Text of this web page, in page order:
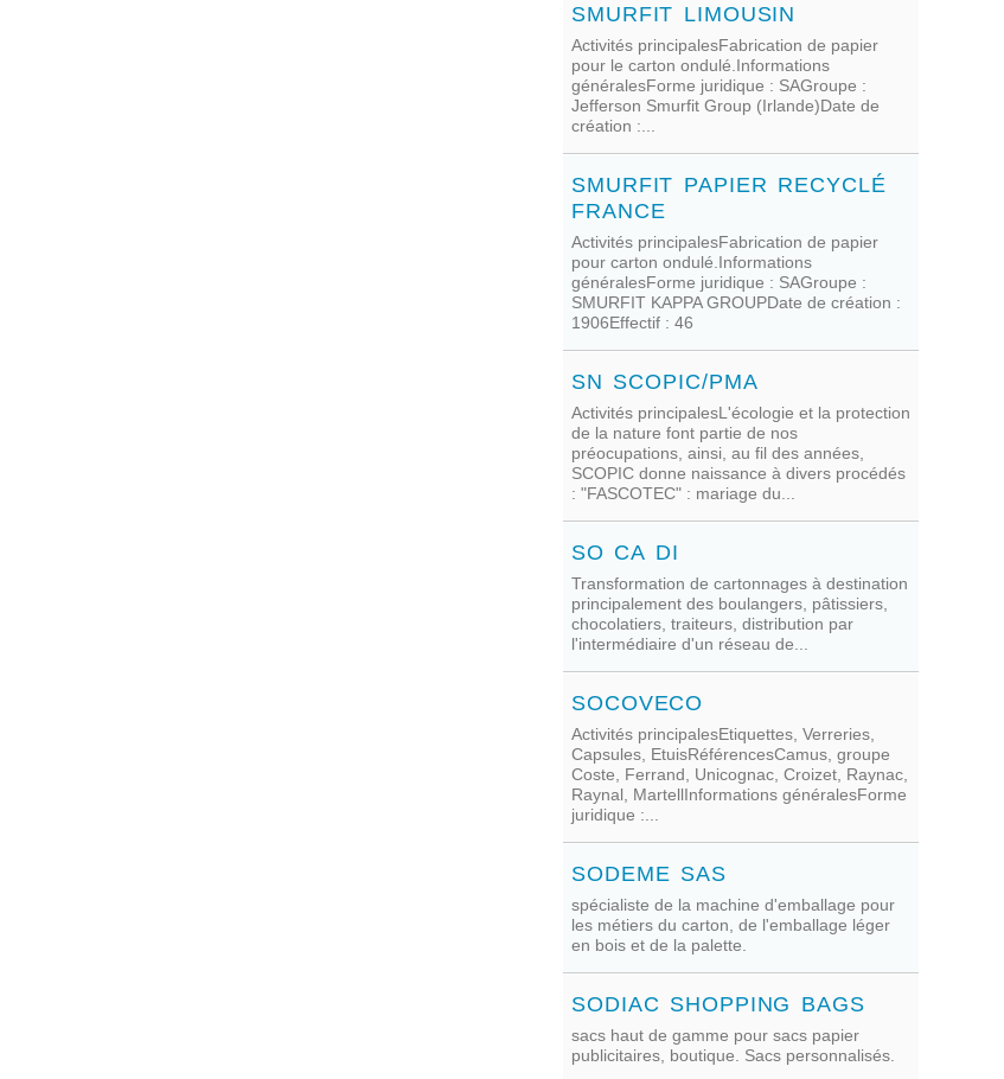
SMURFIT LIMOUSIN
Activités principalesFabrication de papier
pour le carton ondulé.Informations
généralesForme juridique : SAGroupe :
Jefferson Smurfit Group (Irlande)Date de
création :...
SMURFIT PAPIER RECYCLÉ
FRANCE
Activités principalesFabrication de papier
pour carton ondulé.Informations
généralesForme juridique : SAGroupe :
SMURFIT KAPPA GROUPDate de création :
1906Effectif : 46
SN SCOPIC/PMA
Activités principalesL'écologie et la protection
de la nature font partie de nos
préocupations, ainsi, au fil des années,
SCOPIC donne naissance à divers procédés
: "FASCOTEC" : mariage du...
SO CA DI
Transformation de cartonnages à destination
principalement des boulangers, pâtissiers,
chocolatiers, traiteurs, distribution par
l'intermédiaire d'un réseau de...
SOCOVECO
Activités principalesEtiquettes, Verreries,
Capsules, EtuisRéférencesCamus, groupe
Coste, Ferrand, Unicognac, Croizet, Raynac,
Raynal, MartellInformations généralesForme
juridique :...
SODEME SAS
spécialiste de la machine d'emballage pour
les métiers du carton, de l'emballage léger
en bois et de la palette.
SODIAC SHOPPING BAGS
sacs haut de gamme pour sacs papier
publicitaires, boutique. Sacs personnalisés.